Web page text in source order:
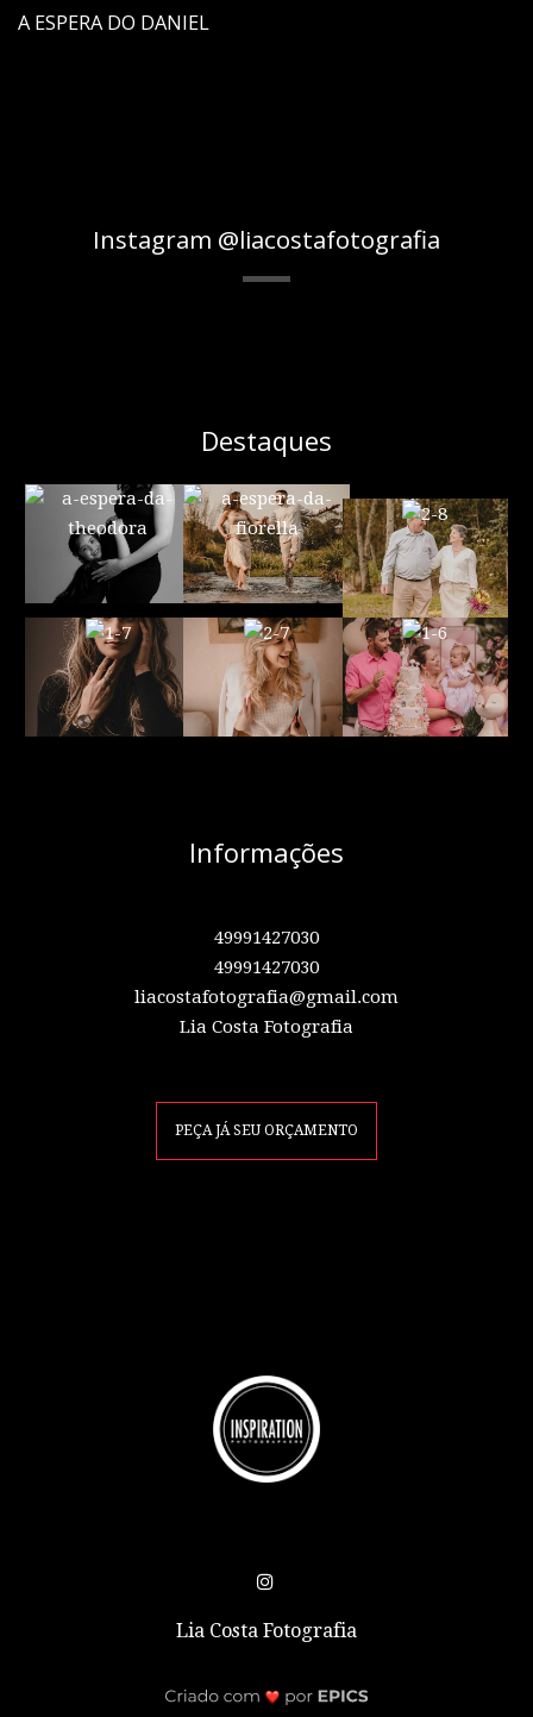
A ESPERA DO DANIEL
Instagram @liacostafotografia
Destaques
Informações
49991427030
49991427030
liacostafotografia@gmail.com
Lia Costa Fotografia
PEÇA JÁ SEU ORÇAMENTO
Lia Costa Fotografia